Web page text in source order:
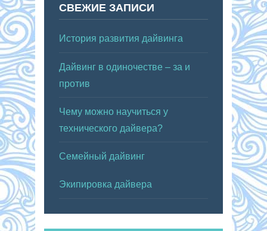
СВЕЖИЕ ЗАПИСИ
История развития дайвинга
Дайвинг в одиночестве – за и
против
Чему можно научиться у
технического дайвера?
Семейный дайвинг
Экипировка дайвера